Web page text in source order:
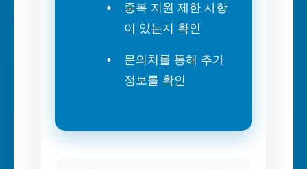
중복 지원 제한 사항
이 있는지 확인
문의처를 통해 추가
정보를 확인